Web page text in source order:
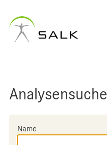
Analysensuche
Name